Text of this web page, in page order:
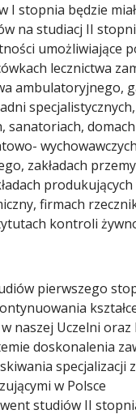
I stopnia będzie
na studiacj II
umożliwiające
lecznictwa
ambulatoryjnego,
sanatoriach,
zakładach
firmach
kontroli
pierwszego
naszej Uczelni
doskonalenia
specjalizacji
w Polsce
studiów II